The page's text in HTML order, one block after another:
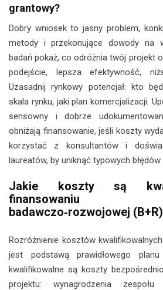
grantowy?
Dobry wniosek to jasny problem,
metody i przekonujące dowody na
badań pokaż, co odróżnia twój projekt
podejście, lepsza efektywność,
Uzasadnij rynkowy potencjał: kto
skala rynku, jaki plan komercjalizacji.
sensowny i dobrze
obniżają finansowanie, jeśli koszty
korzystać z konsultantów i
laureatów, by uniknąć typowych błędów
Jakie koszty są
finansowaniu
badawczo‑rozwojowej
Rozróżnienie kosztów
jest podstawą prawidłowego
kwalifikowalne są koszty
projektu: wynagrodzenia